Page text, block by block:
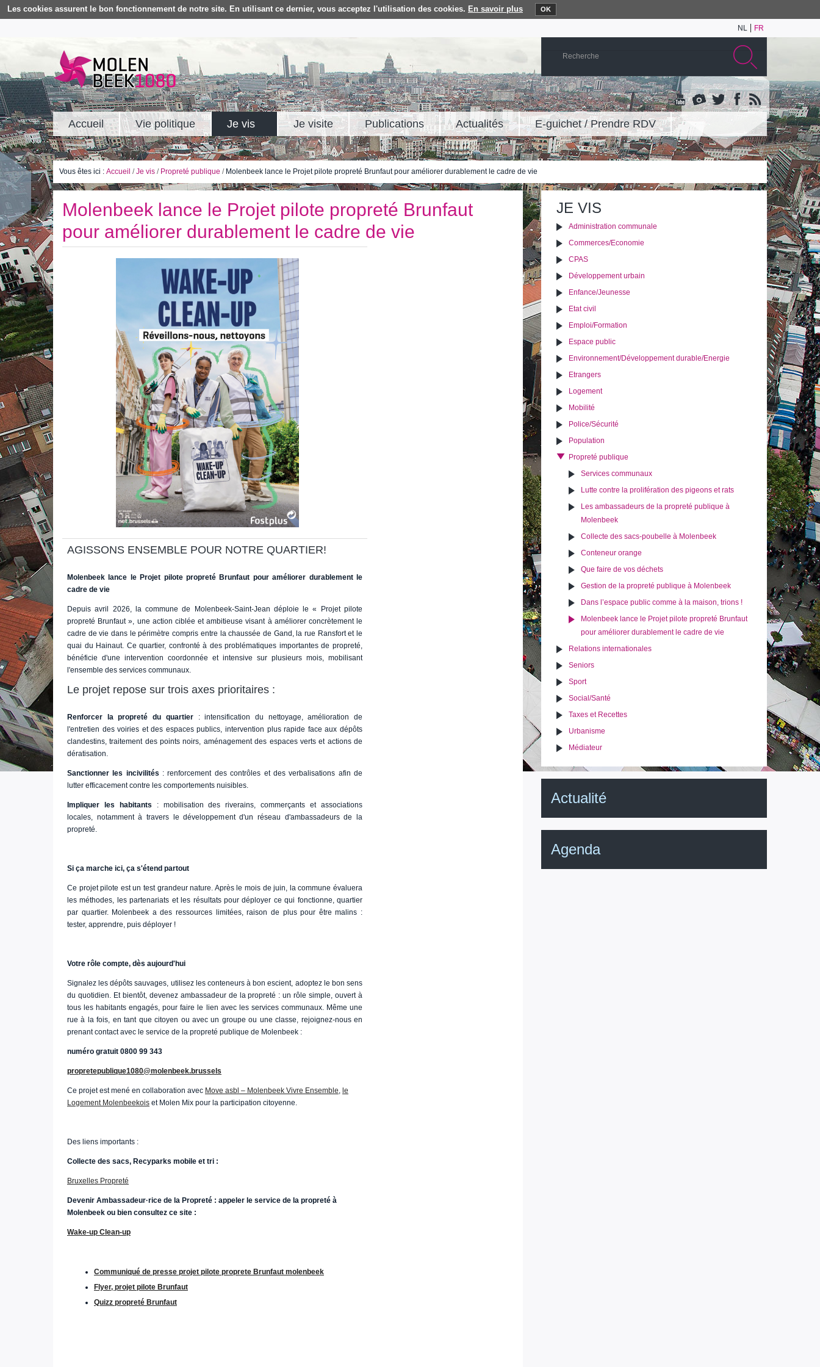
Les cookies assurent le bon fonctionnement de notre site. En utilisant ce dernier, vous acceptez l'utilisation des cookies. En savoir plus OK
NL FR
Accueil Vie politique Je vis Je visite Publications Actualités E-guichet / Prendre RDV
Vous êtes ici : Accueil /Je vis / Propreté publique / Molenbeek lance le Projet pilote propreté Brunfaut pour améliorer durablement le cadre de vie
Molenbeek lance le Projet pilote propreté Brunfaut
pour améliorer durablement le cadre de vie
AGISSONS ENSEMBLE POUR NOTRE QUARTIER!
Molenbeek lance le Projet pilote propreté Brunfaut pour améliorer durablement le
cadre de vie
Depuis avril 2026, la commune de Molenbeek-Saint-Jean déploie le « Projet pilote
propreté Brunfaut », une action ciblée et ambitieuse visant à améliorer concrètement le
cadre de vie dans le périmètre compris entre la chaussée de Gand, la rue Ransfort et le
quai du Hainaut. Ce quartier, confronté à des problématiques importantes de propreté,
bénéficie d'une intervention coordonnée et intensive sur plusieurs mois, mobilisant
l'ensemble des services communaux.
Le projet repose sur trois axes prioritaires :
Renforcer la propreté du quartier: intensification du nettoyage, amélioration de
l'entretien des voiries et des espaces publics, intervention plus rapide face aux dépôts
clandestins, traitement des points noirs, aménagement des espaces verts et actions de
dératisation.
Sanctionner les incivilités : renforcement des contrôles et des verbalisations afin de
lutter efficacement contre les comportements nuisibles.
Impliquer les habitants : mobilisation des riverains, commerçants et associations
locales, notamment à travers le développement d'un réseau d'ambassadeurs de la
propreté.
Si ça marche ici, ça s'étend partout
Ce projet pilote est un test grandeur nature. Après le mois de juin, la commune évaluera
les méthodes, les partenariats et les résultats pour déployer ce qui fonctionne, quartier
par quartier. Molenbeek a des ressources limitées, raison de plus pour être malins :
tester, apprendre, puis déployer !
Votre rôle compte, dès aujourd'hui
Signalez les dépôts sauvages, utilisez les conteneurs à bon escient, adoptez le bon sens
du quotidien. Et bientôt, devenez ambassadeur de la propreté : un rôle simple, ouvert à
tous les habitants engagés, pour faire le lien avec les services communaux. Même une
rue à la fois, en tant que citoyen ou avec un groupe ou une classe, rejoignez-nous en
prenant contact avec le service de la propreté publique de Molenbeek :
numéro gratuit 0800 99 343
propretepublique1080@molenbeek.brussels
Ce projet est mené en collaboration avec Move asbl – Molenbeek Vivre Ensemble, le
Logement Molenbeekois et Molen Mix pour la participation citoyenne.
Des liens importants :
Collecte des sacs, Recyparks mobile et tri :
Bruxelles Propreté
Devenir Ambassadeur·rice de la Propreté : appeler le service de la propreté à
Molenbeek ou bien consultez ce site :
Wake-up Clean-up
Communiqué de presse projet pilote proprete Brunfaut molenbeek
Flyer, projet pilote Brunfaut
Quizz propreté Brunfaut
JE VIS
Administration communale
Commerces/Economie
CPAS
Développement urbain
Enfance/Jeunesse
Etat civil
Emploi/Formation
Espace public
Environnement/Développement durable/Energie
Etrangers
Logement
Mobilité
Police/Sécurité
Population
Propreté publique
Services communaux
Lutte contre la prolifération des pigeons et rats
Les ambassadeurs de la propreté publique à
Molenbeek
Collecte des sacs-poubelle à Molenbeek
Conteneur orange
Que faire de vos déchets
Gestion de la propreté publique à Molenbeek
Dans l’espace public comme à la maison, trions !
Molenbeek lance le Projet pilote propreté Brunfaut
pour améliorer durablement le cadre de vie
Relations internationales
Seniors
Sport
Social/Santé
Taxes et Recettes
Urbanisme
Médiateur
Actualité
Agenda